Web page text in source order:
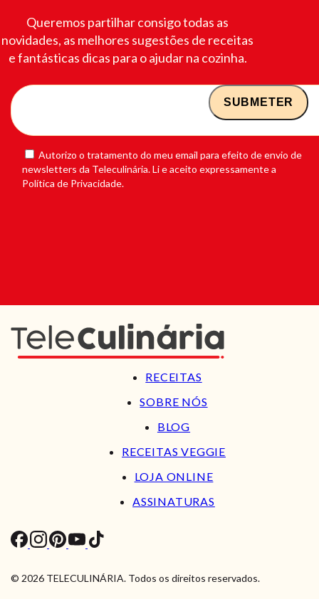
Queremos partilhar consigo todas as
novidades, as melhores sugestões de receitas
e fantásticas dicas para o ajudar na cozinha.
Autorizo o tratamento do meu email para efeito de envio de
newsletters da Teleculinária. Li e aceito expressamente a
Política de Privacidade.
RECEITAS
SOBRE NÓS
BLOG
RECEITAS VEGGIE
LOJA ONLINE
ASSINATURAS
© 2026 TELECULINÁRIA. Todos os direitos reservados.